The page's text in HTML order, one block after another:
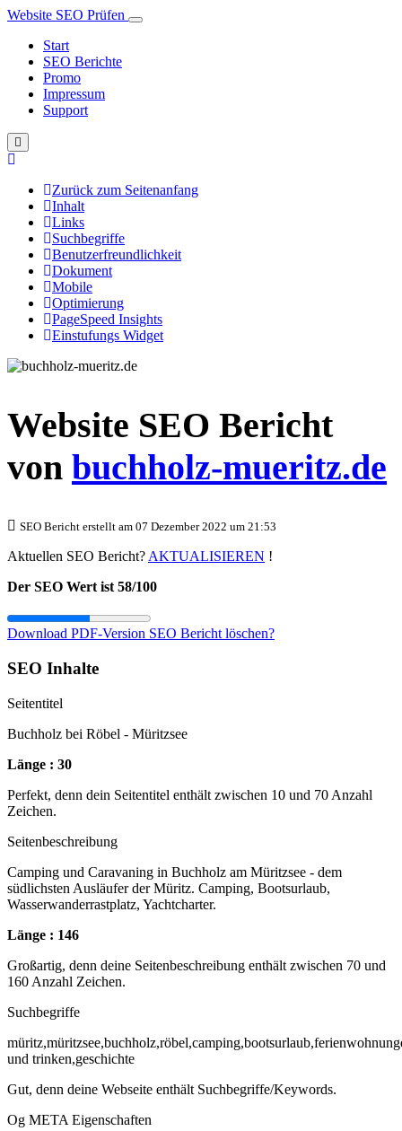
Website SEO Prüfen
Start
SEO Berichte
Promo
Impressum
Support
Zurück zum Seitenanfang
Inhalt
Links
Suchbegriffe
Benutzerfreundlichkeit
Dokument
Mobile
Optimierung
PageSpeed Insights
Einstufungs Widget
Website SEO Bericht
von buchholz-mueritz.de
SEO Bericht erstellt am 07 Dezember 2022 um 21:53
Aktuellen SEO Bericht? AKTUALISIEREN !
Der SEO Wert ist 58/100
Download PDF-Version SEO Bericht löschen?
SEO Inhalte
Seitentitel
Buchholz bei Röbel - Müritzsee
Länge : 30
Perfekt, denn dein Seitentitel enthält zwischen 10 und 70 Anzahl
Zeichen.
Seitenbeschreibung
Camping und Caravaning in Buchholz am Müritzsee - dem
südlichsten Ausläufer der Müritz. Camping, Bootsurlaub,
Wasserwanderrastplatz, Yachtcharter.
Länge : 146
Großartig, denn deine Seitenbeschreibung enthält zwischen 70 und
160 Anzahl Zeichen.
Suchbegriffe
und trinken,geschichte
Gut, denn deine Webseite enthält Suchbegriffe/Keywords.
Og META Eigenschaften